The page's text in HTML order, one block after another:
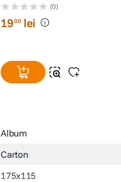
(0)
1900 lei
Album
Carton
175x115